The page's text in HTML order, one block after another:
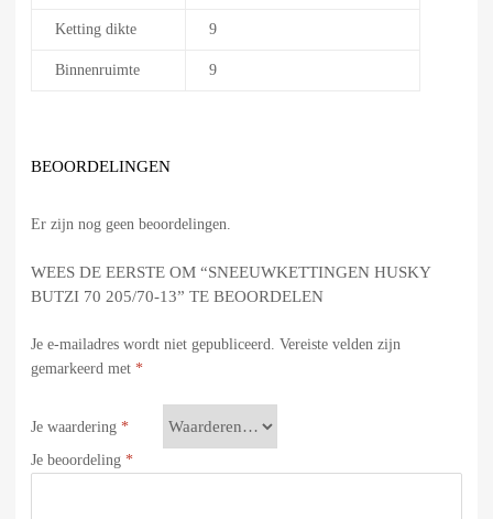
Ketting dikte 9
Binnenruimte 9
BEOORDELINGEN
Er zijn nog geen beoordelingen.
WEES DE EERSTE OM “SNEEUWKETTINGEN HUSKY
BUTZI 70 205/70-13” TE BEOORDELEN
Je e-mailadres wordt niet gepubliceerd. Vereiste velden zijn
gemarkeerd met *
Je waardering *
Je beoordeling *